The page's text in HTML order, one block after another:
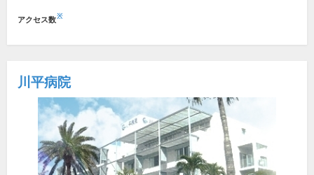
アクセス数※
川平病院